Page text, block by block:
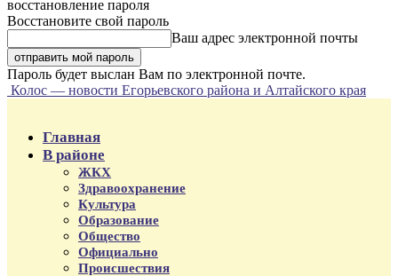
восстановление пароля
Восстановите свой пароль
Ваш адрес электронной почты
Пароль будет выслан Вам по электронной почте.
Колос — новости Егорьевского района и Алтайского края
Главная
В районе
ЖКХ
Здравоохранение
Культура
Образование
Общество
Официально
Происшествия